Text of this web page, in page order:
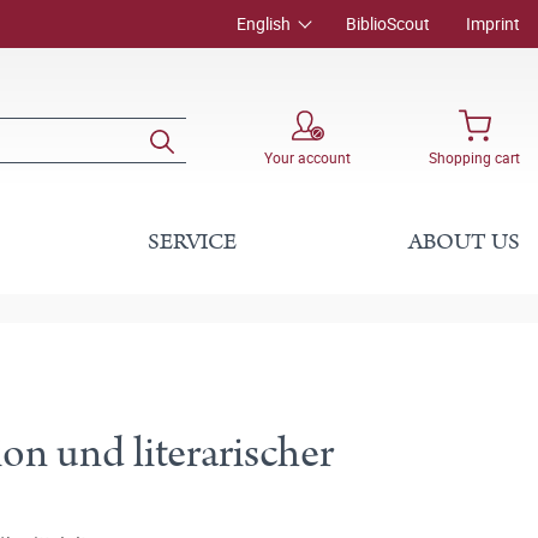
English BiblioScout Imprint
Your account Shopping cart
SERVICE ABOUT US
und literarischer